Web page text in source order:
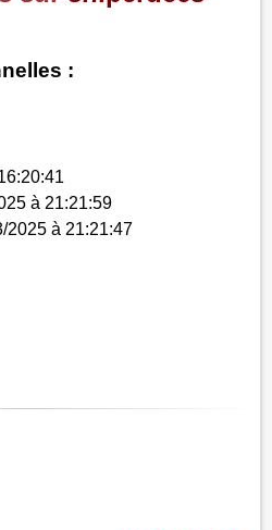
:
à 21:21:59
2025 à 21:21:47